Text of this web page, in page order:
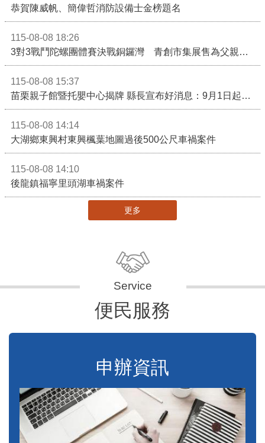
恭賀陳威帆、簡偉哲消防設備士金榜題名
115-08-08 18:26
3對3戰鬥陀螺團體賽決戰銅鑼灣 青創市集展售為父親節增添繽紛
115-08-08 15:37
苗栗親子館暨托嬰中心揭牌 縣長宣布好消息：9月1日起調降臨時托嬰費用
115-08-08 14:14
大湖鄉東興村東興楓葉地圖過後500公尺車禍案件
115-08-08 14:10
後龍鎮福寧里頭湖車禍案件
更多
便民服務
申辦資訊